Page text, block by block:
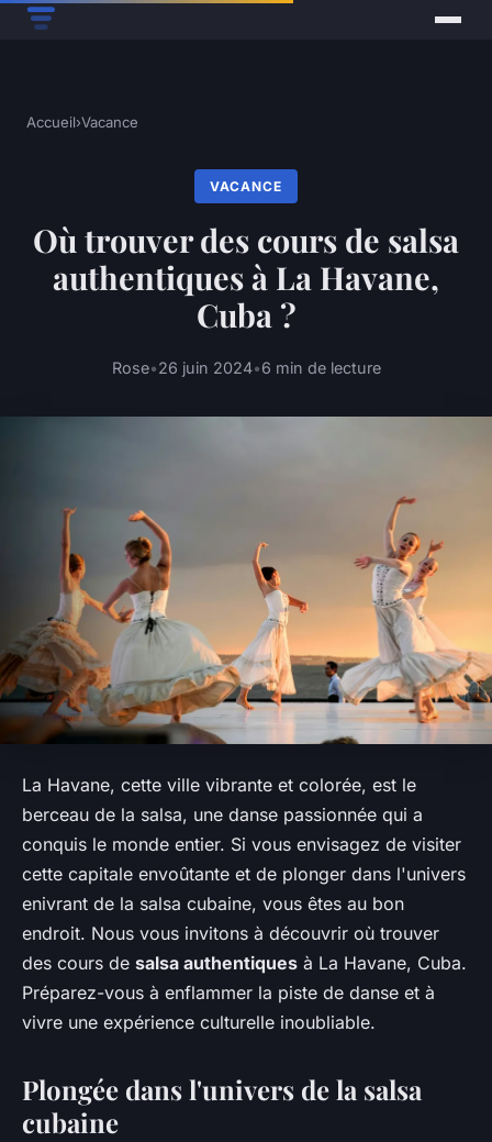
Accueil›Vacance
VACANCE
Où trouver des cours de salsa
authentiques à La Havane,
Cuba ?
Rose•26 juin 2024•6 min de lecture
La Havane, cette ville vibrante et colorée, est le
berceau de la salsa, une danse passionnée qui a
conquis le monde entier. Si vous envisagez de visiter
cette capitale envoûtante et de plonger dans l'univers
enivrant de la salsa cubaine, vous êtes au bon
endroit. Nous vous invitons à découvrir où trouver
des cours de salsa authentiques à La Havane, Cuba.
Préparez-vous à enflammer la piste de danse et à
vivre une expérience culturelle inoubliable.
Plongée dans l'univers de la salsa
cubaine